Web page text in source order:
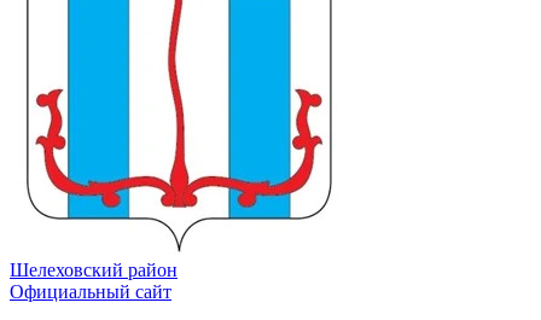
Шелеховский район
Официальный сайт